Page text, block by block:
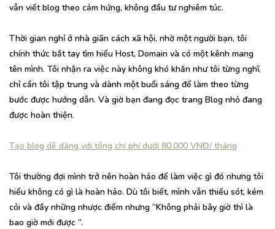
vẫn viết blog theo cảm hứng, không đầu tư nghiêm túc.
Thời gian nghỉ ở nhà giãn cách xã hội, nhờ một người bạn, tôi
chính thức bắt tay tìm hiểu Host, Domain và có một kênh mang
tên mình. Tôi nhận ra việc này không khó khăn như tôi từng nghĩ,
chỉ cần tôi tập trung và dành một buổi sáng để làm theo từng
bước được hướng dẫn. Và giờ bạn đang đọc trang Blog nhỏ đang
được hoàn thiện.
Tạo blog dễ dàng với tổng chi phí dưới 80.000 VNĐ/ tháng
Tôi thường đợi mình trở nên hoàn hảo để làm việc gì đó nhưng tôi
hiểu không có gì là hoàn hảo. Dù tôi biết, mình vẫn thiếu sót, kém
cỏi và đầy những nhược điểm nhưng “Không phải bây giờ thì là
bao giờ mới được ”.